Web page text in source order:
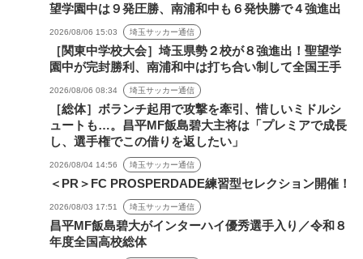
望学園中は９発圧勝、南浦和中も６発快勝で４強進出
2026/08/06 15:03 埼玉サッカー通信
［関東中学校大会］埼玉県勢２校が８強進出！聖望学
園中が完封勝利、南浦和中は打ち合い制して全国王手
2026/08/06 08:34 埼玉サッカー通信
［総体］ボランチ起用で攻撃を牽引、惜しいミドルシ
ュートも…。昌平MF飯島碧大主将は「プレミアで成長
し、選手権でこの借りを返したい」
2026/08/04 14:56 埼玉サッカー通信
＜PR＞FC PROSPERDADE練習型セレクション開催！
2026/08/03 17:51 埼玉サッカー通信
昌平MF飯島碧大がインターハイ優秀選手入り／令和８
年度全国高校総体